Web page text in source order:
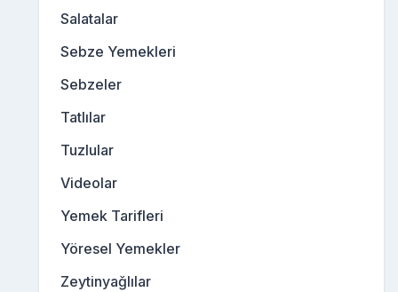
Salatalar
Sebze Yemekleri
Sebzeler
Tatlılar
Tuzlular
Videolar
Yemek Tarifleri
Yöresel Yemekler
Zeytinyağlılar